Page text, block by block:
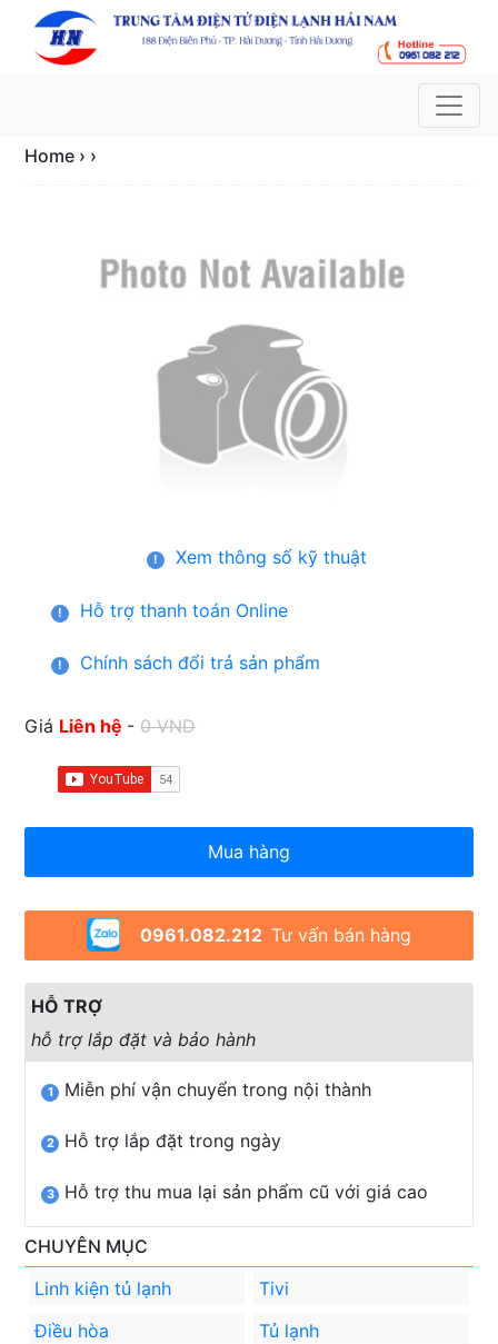
Home › ›
! Xem thông số kỹ thuật
! Hỗ trợ thanh toán Online
! Chính sách đổi trả sản phẩm
Giá Liên hệ -0 VND
Mua hàng
0961.082.212 Tư vấn bán hàng
HỖ TRỢ
hỗ trợ lắp đặt và bảo hành
1 Miễn phí vận chuyển trong nội thành
2 Hỗ trợ lắp đặt trong ngày
3 Hỗ trợ thu mua lại sản phẩm cũ với giá cao
CHUYÊN MỤC
Linh kiện tủ lạnh
Tivi
Điều hòa
Tủ lạnh